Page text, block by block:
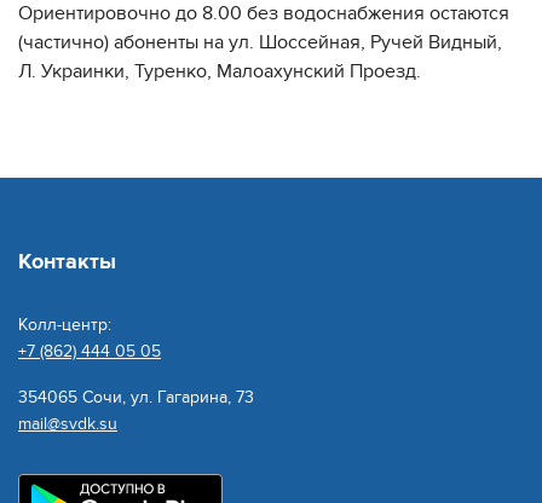
Ориентировочно до 8.00 без водоснабжения остаются
(частично) абоненты на ул. Шоссейная, Ручей Видный,
Л. Украинки, Туренко, Малоахунский Проезд.
Контакты
Колл-центр:
+7 (862) 444 05 05
354065 Сочи, ул. Гагарина, 73
mail@svdk.su